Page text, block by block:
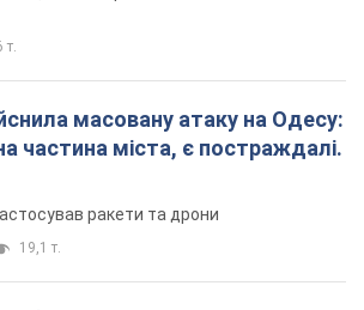
обстріляла дві сусідні
в Харкові: двоє загиблих, 13
житлові будинки